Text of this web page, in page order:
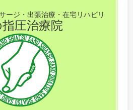
ージ・出張治療・在宅リハビリ
圧治療院